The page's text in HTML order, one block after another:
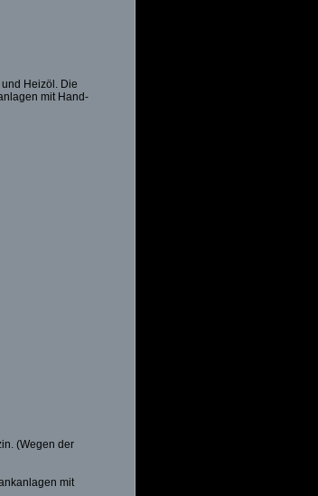
Heizöl. Die
mit Hand-
(Wegen der
mit